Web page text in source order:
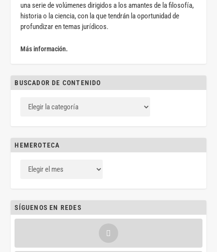
una serie de volúmenes dirigidos a los amantes de la filosofía,
historia o la ciencia, con la que tendrán la oportunidad de
profundizar en temas jurídicos.
Más información.
BUSCADOR DE CONTENIDO
HEMEROTECA
SÍGUENOS EN REDES